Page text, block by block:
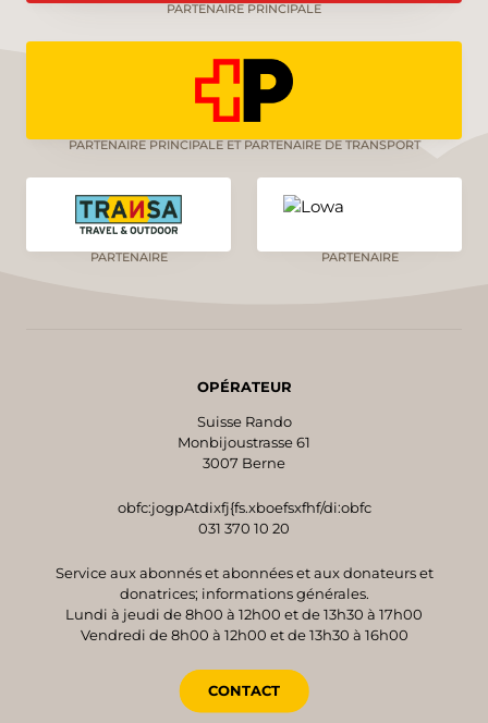
PARTENAIRE PRINCIPALE
PARTENAIRE PRINCIPALE ET PARTENAIRE DE TRANSPORT
PARTENAIRE PARTENAIRE
OPÉRATEUR
Suisse Rando
Monbijoustrasse 61
3007 Berne
obfc:jogpAtdixfj{fs.xboefsxfhf/di:obfc
031 370 10 20
Service aux abonnés et abonnées et aux donateurs et
donatrices; informations générales.
Lundi à jeudi de 8h00 à 12h00 et de 13h30 à 17h00
Vendredi de 8h00 à 12h00 et de 13h30 à 16h00
CONTACT